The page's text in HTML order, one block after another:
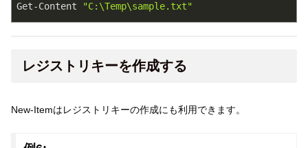
Get-Content "C:\Temp\sample.txt"
レジストリキーを作成する
New-Itemはレジストリキーの作成にも利用できます。